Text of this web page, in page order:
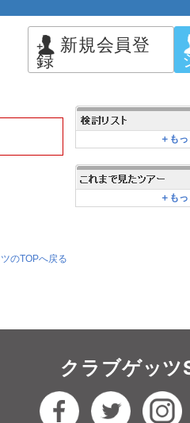
新規会員登
録
のTOPへ戻る
＋も
＋も
クラブゲッツ